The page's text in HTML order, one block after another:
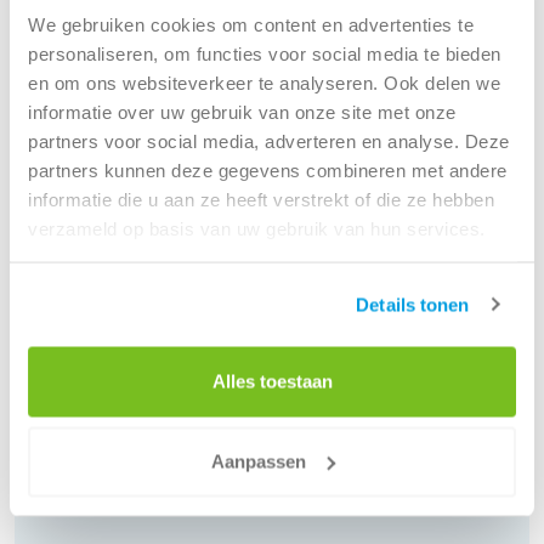
We gebruiken cookies om content en advertenties te
personaliseren, om functies voor social media te bieden
en om ons websiteverkeer te analyseren. Ook delen we
informatie over uw gebruik van onze site met onze
partners voor social media, adverteren en analyse. Deze
partners kunnen deze gegevens combineren met andere
informatie die u aan ze heeft verstrekt of die ze hebben
verzameld op basis van uw gebruik van hun services.
Details tonen
Alles toestaan
Aanpassen
bijvoorbeeld wanneer de container op openbaar terrein
komt te staan. Een ervaren containerverhuurder kan u
hierover adviseren en vaak de vergunning voor u regelen.
Zo voorkomt u vertraging en extra kosten. Door de juiste
containermaat te kiezen en rekening te houden met de
lokale regelgeving, zorgt u voor een soepel en efficiënt
verloop van uw PMD inzameling.
Hier vind je antwoorden op veelgestelde vragen
over PMD-afval. Staat jouw vraag er niet tussen?